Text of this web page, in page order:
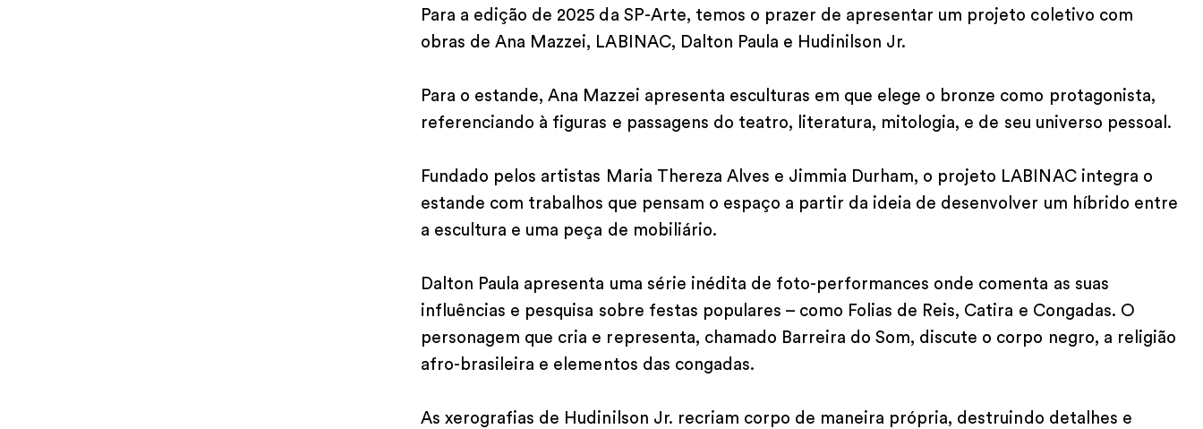
Para a edição de 2025 da SP-Arte, temos o prazer de apresentar um projeto coletivo com
obras de Ana Mazzei, LABINAC, Dalton Paula e Hudinilson Jr.
Para o estande, Ana Mazzei apresenta esculturas em que elege o bronze como protagonista,
referenciando à figuras e passagens do teatro, literatura, mitologia, e de seu universo pessoal.
Fundado pelos artistas Maria Thereza Alves e Jimmia Durham, o projeto LABINAC integra o
estande com trabalhos que pensam o espaço a partir da ideia de desenvolver um híbrido entre
a escultura e uma peça de mobiliário.
Dalton Paula apresenta uma série inédita de foto-performances onde comenta as suas
influências e pesquisa sobre festas populares – como Folias de Reis, Catira e Congadas. O
personagem que cria e representa, chamado Barreira do Som, discute o corpo negro, a religião
afro-brasileira e elementos das congadas.
As xerografias de Hudinilson Jr. recriam corpo de maneira própria, destruindo detalhes e